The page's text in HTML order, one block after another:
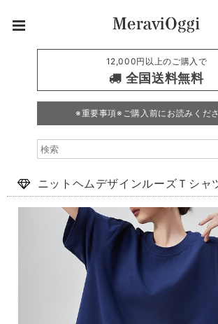
12,000円以上のご購入で
全国送料無料
※重要事項※ご購入前にお読みくださ
ニットヘムデザインルーズＴシャ